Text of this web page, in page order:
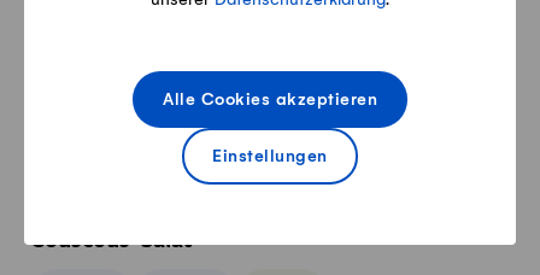
Einstellungen
Alle Cookies akzeptieren
Couscous-Salat